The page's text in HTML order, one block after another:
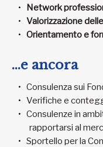
Network
Valorizzazione
Orientamento e
...e ancora
Consulenza sui
Verifiche e
Consulenze in
rapportarsi al
Sportello per la